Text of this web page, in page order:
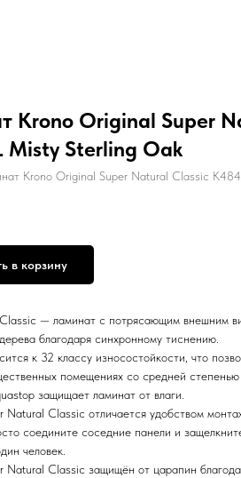
Krono Original Super
Misty Sterling Oak
Krono Original Super Natural Classic
в корзину
— ламинат с потрясающим внешним
благодаря синхронному тиснению.
к 32 классу износостойкости, что
помещениях со средней степенью
защищает ламинат от влаги.
Natural Classic отличается удобством
соедините соседние панели и
человек.
Natural Classic защищён от царапин